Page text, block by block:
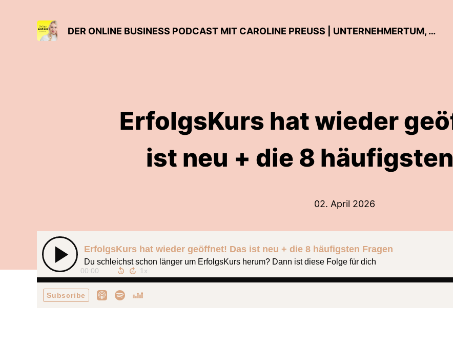
DER ONLINE BUSINESS PODCAST MIT CAROLINE PREUSS | UNTERNEHMERTUM, MARKETING & SOCIAL MEDIA
ErfolgsKurs hat wieder
ist neu + die 8
02. April 2026
ErfolgsKurs hat wieder geöffnet! Das ist neu + die 8 häufigsten Fragen
Du schleichst schon länger um ErfolgsKurs herum? Dann ist diese Folge für dich
00:00
Subscribe